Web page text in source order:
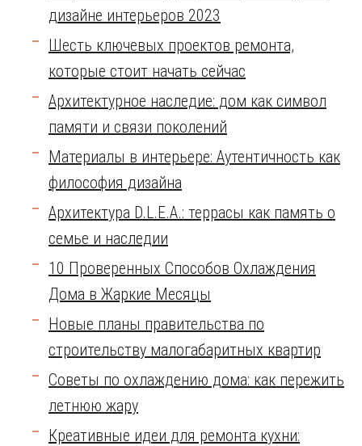
дизайне интерьеров 2023
Шесть ключевых проектов ремонта,
которые стоит начать сейчас
Архитектурное наследие: дом как символ
памяти и связи поколений
Материалы в интерьере: Аутентичность как
философия дизайна
Архитектура D.L.E.A.: террасы как память о
семье и наследии
10 Проверенных Способов Охлаждения
Дома в Жаркие Месяцы
Новые планы правительства по
строительству малогабаритных квартир
Советы по охлаждению дома: как пережить
летнюю жару
Креативные идеи для ремонта кухни: